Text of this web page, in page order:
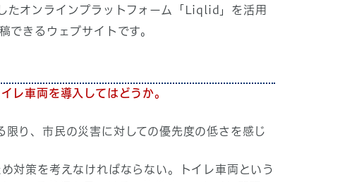
オンラインプラットフォーム「Liqlid」を活用
できるウェブサイトです。
レ車両を導入してはどうか。
り、市民の災害に対しての優先度の低さを感じ
対策を考えなければならない。トイレ車両という